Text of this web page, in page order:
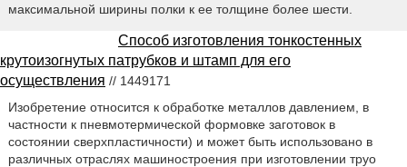
максимальной ширины полки к ее толщине более шести.
Способ изготовления тонкостенных
крутоизогнутых патрубков и штамп для его
осуществления // 1449171
Изобретение относится к обработке металлов давлением, в
частности к пневмотермической формовке заготовок в
состоянии сверхпластичности) и может быть использовано в
различных отраслях машиностроения при изготовлении труо